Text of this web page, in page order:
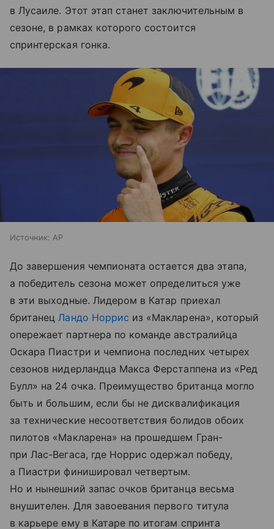
в Лусаиле. Этот этап станет заключительным в
сезоне, в рамках которого состоится
спринтерская гонка.
Источник: AP
До завершения чемпионата остается два этапа,
а победитель сезона может определиться уже
в эти выходные. Лидером в Катар приехал
британецЛандо Норрис из «Макларена», который
опережает партнера по команде австралийца
Оскара Пиастри и чемпиона последних четырех
сезонов нидерландца Макса Ферстаппена из «Ред
Булл» на 24 очка. Преимущество британца могло
быть и большим, если бы не дисквалификация
за технические несоответствия болидов обоих
пилотов «Макларена» на прошедшем Гран-
при Лас-Вегаса, где Норрис одержал победу,
а Пиастри финишировал четвертым.
Но и нынешний запас очков британца весьма
внушителен. Для завоевания первого титула
в карьере ему в Катаре по итогам спринта